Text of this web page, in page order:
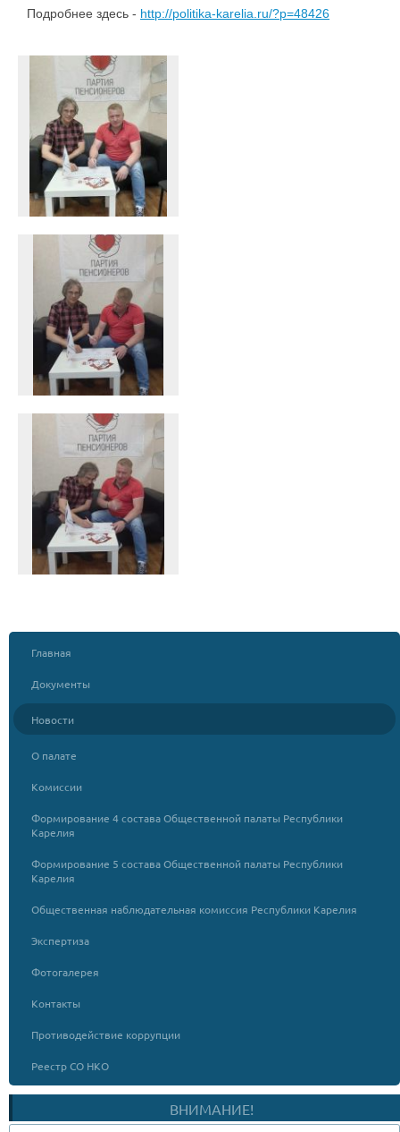
Подробнее здесь - http://politika-karelia.ru/?p=48426
Главная
Документы
Новости
О палате
Комиссии
Формирование 4 состава Общественной палаты Республики
Карелия
Формирование 5 состава Общественной палаты Республики
Карелия
Общественная наблюдательная комиссия Республики Карелия
Экспертиза
Фотогалерея
Контакты
Противодействие коррупции
Реестр СО НКО
ВНИМАНИЕ!